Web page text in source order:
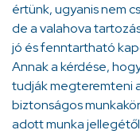
értünk, ugyanis nem
de a valahova
jó és fenntartható
Annak a kérdése,
tudják megteremteni
biztonságos
adott munka